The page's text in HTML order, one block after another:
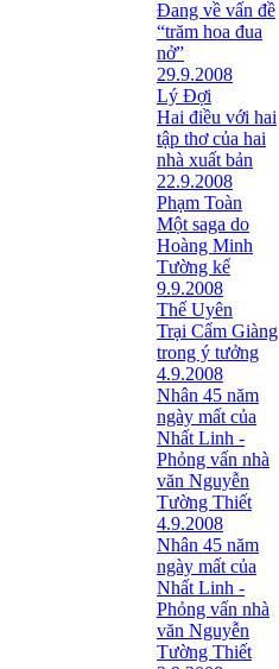
Đang về vấn đề
“trăm hoa đua
nở”
29.9.2008
Lý Đợi
Hai điều với hai
tập thơ của hai
nhà xuất bản
22.9.2008
Phạm Toàn
Một saga do
Hoàng Minh
Tường kể
9.9.2008
Thế Uyên
Trại Cẩm Giàng
trong ý tưởng
4.9.2008
Nhân 45 năm
ngày mất của
Nhất Linh -
Phỏng vấn nhà
văn Nguyễn
Tường Thiết
4.9.2008
Nhân 45 năm
ngày mất của
Nhất Linh -
Phỏng vấn nhà
văn Nguyễn
Tường Thiết